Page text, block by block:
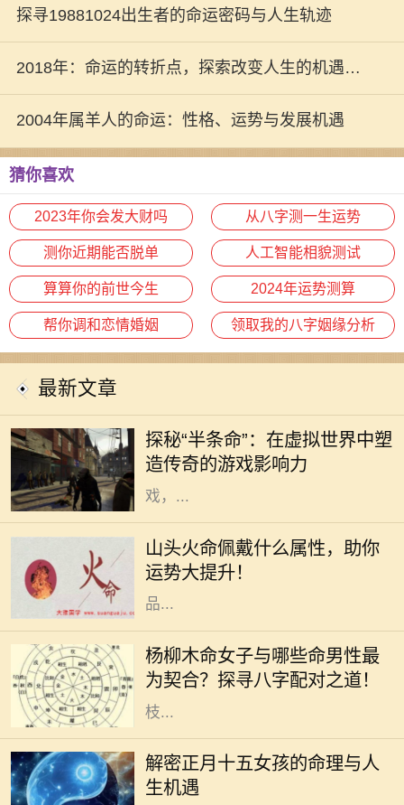
探寻19881024出生者的命运密码与人生轨迹
2018年：命运的转折点，探索改变人生的机遇与
挑战
2004年属羊人的命运：性格、运势与发展机遇
猜你喜欢
2023年你会发大财吗 从八字测一生运势
测你近期能否脱单 人工智能相貌测试
算算你的前世今生 2024年运势测算
帮你调和恋情婚姻 领取我的八字姻缘分析
最新文章
探秘“半条命”：在虚拟世界中塑
造传奇的游戏影响力
够在玩家心中留下如此深刻的印记，
而《半条命》便是其中之一。这款由
Valve公司开发的第一人称射击游
戏，...
山头火命佩戴什么属性，助你
运势大提升！
在命理学中，"山头火命"是指八字命
盘中五行属火的一种特定类型，具有
独特的特征和运势表现。对于山头火
命的人来说，如何选择适合的佩戴物
品...
杨柳木命女子与哪些命男性最
为契合？探寻八字配对之道！
在中国传统文化中，八字命理一直占
据着重要地位。尤其是对于男女配对
的研究，更是深入人心。杨柳木命的
女性独特而柔和，她们如同春天的柳
枝...
解密正月十五女孩的命理与人
生机遇
正月十五，元宵节，是中国农历新年
的重要节日，也是象征着团圆和希望
的时刻。在这个特别的日子出生的女
孩，被赋予了独特的命理与人生特